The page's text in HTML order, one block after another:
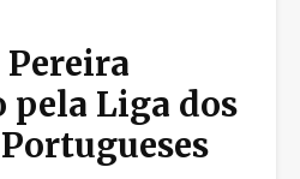
Liga dos